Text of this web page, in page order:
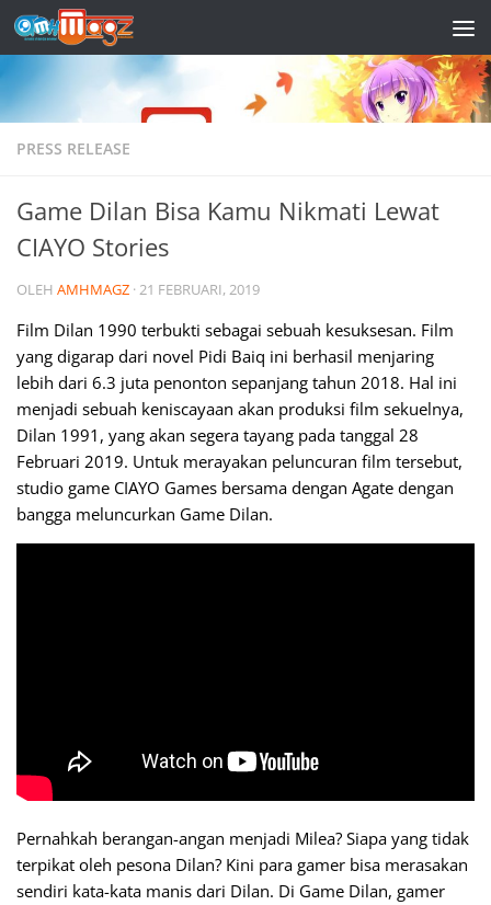
Skip to content
PRESS RELEASE
Game Dilan Bisa Kamu Nikmati Lewat
CIAYO Stories
OLEH AMHMAGZ ·21 FEBRUARI, 2019
Film Dilan 1990 terbukti sebagai sebuah kesuksesan. Film
yang digarap dari novel Pidi Baiq ini berhasil menjaring
lebih dari 6.3 juta penonton sepanjang tahun 2018. Hal ini
menjadi sebuah keniscayaan akan produksi film sekuelnya,
Dilan 1991, yang akan segera tayang pada tanggal 28
Februari 2019. Untuk merayakan peluncuran film tersebut,
studio game CIAYO Games bersama dengan Agate dengan
bangga meluncurkan Game Dilan.
Pernahkah berangan-angan menjadi Milea? Siapa yang tidak
terpikat oleh pesona Dilan? Kini para gamer bisa merasakan
sendiri kata-kata manis dari Dilan. Di Game Dilan, gamer